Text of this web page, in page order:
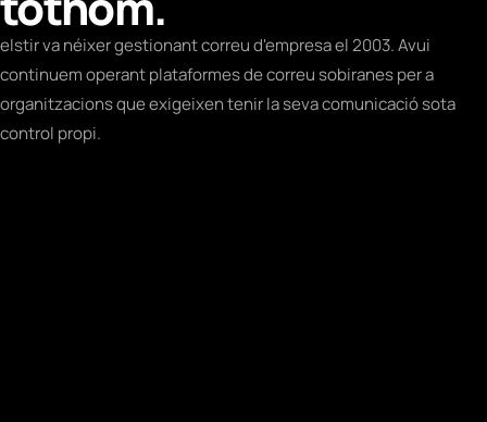
elstir va néixer gestionant correu d'empresa el 2003. Avui
continuem operant plataformes de correu sobiranes per a
organitzacions que exigeixen tenir la seva comunicació sota
control propi.